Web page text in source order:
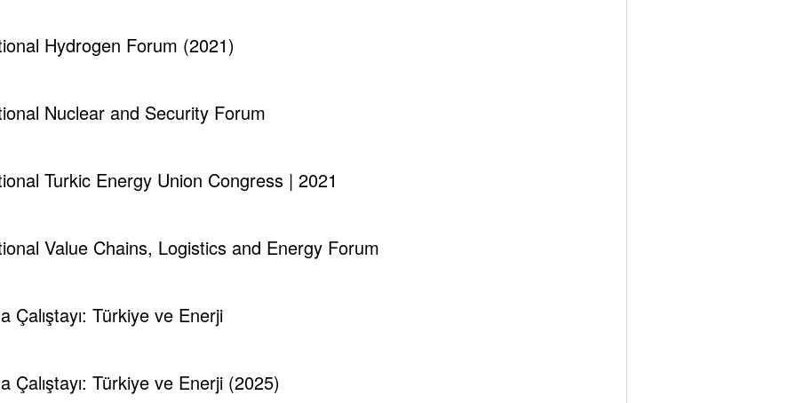
Hydrogen Forum (2021)
Nuclear and Security Forum
Turkic Energy Union Congress | 2021
Value Chains, Logistics and Energy Forum
Çalıştayı: Türkiye ve Enerji
Çalıştayı: Türkiye ve Enerji (2025)
Orman Yanginlarinda Nükleer Santraller De Kömür Santralleri̇ Gi̇bi̇ Yanar Mi? Eklemeli